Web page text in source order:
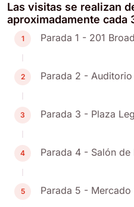
Las visitas se realizan
aproximadamente cada
1 Parada 1 - 201
2 Parada 2 - Auditorio
3 Parada 3 - Plaza
4 Parada 4 - Salón
5 Parada 5 - Mercado